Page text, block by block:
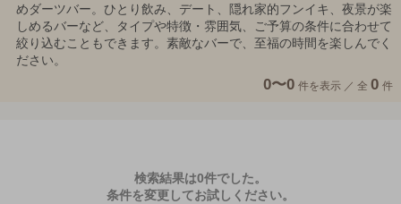
めダーツバー。ひとり飲み、デート、隠れ家的フンイキ、夜景が楽
しめるバーなど、タイプや特徴・雰囲気、ご予算の条件に合わせて
絞り込むこともできます。素敵なバーで、至福の時間を楽しんでく
ださい。
0〜0 件を表示 ／ 全 0 件
検索結果は0件でした。
条件を変更してお試しください。